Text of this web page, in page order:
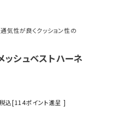
気性が良くクッション性の
シュベストハーネ
税込[114ポイント進呈 ]